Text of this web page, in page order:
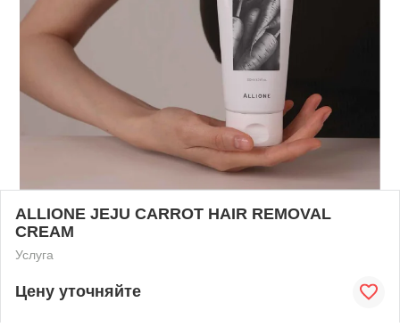
ALLIONE JEJU CARROT HAIR REMOVAL
CREAM
Услуга
Цену уточняйте